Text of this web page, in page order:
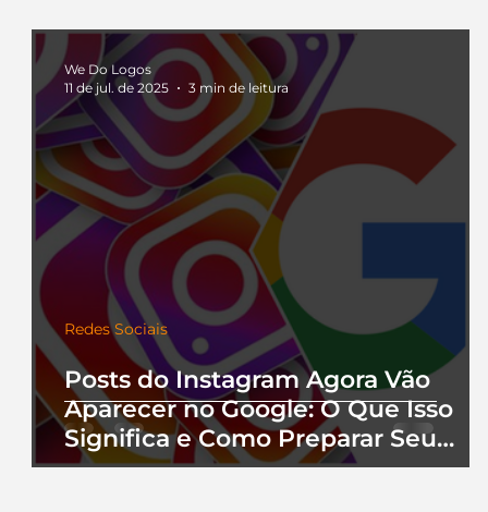
Posts do Instagram Agora Vão
Aparecer no Google: O Que Isso
Significa e Como Preparar Seu
Perfil
Redes Sociais
We Do Logos
11 de jul. de 2025
3 min de leitura